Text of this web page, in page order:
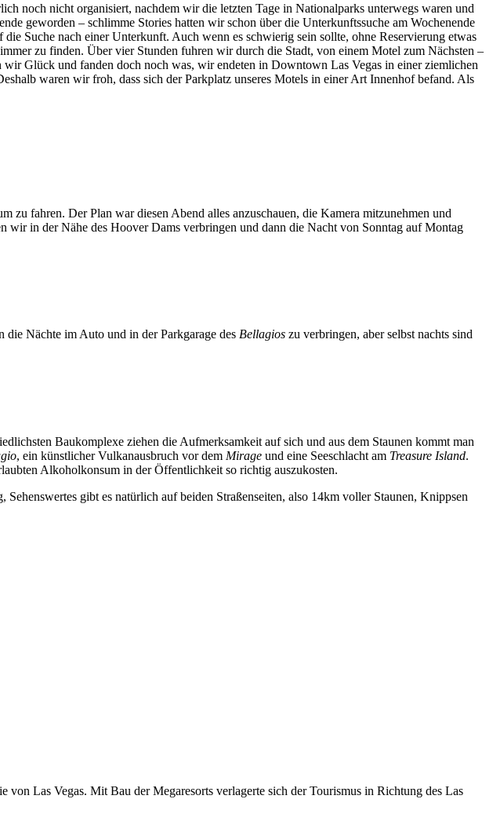
noch nicht organisiert, nachdem wir die letzten Tage in Nationalparks unterwegs waren und
geworden – schlimme Stories hatten wir schon über die Unterkunftssuche am Wochenende
Suche nach einer Unterkunft. Auch wenn es schwierig sein sollte, ohne Reservierung etwas
zu finden. Über vier Stunden fuhren wir durch die Stadt, von einem Motel zum Nächsten –
Glück und fanden doch noch was, wir endeten in Downtown Las Vegas in einer ziemlichen
waren wir froh, dass sich der Parkplatz unseres Motels in einer Art Innenhof befand. Als
zu fahren. Der Plan war diesen Abend alles anzuschauen, die Kamera mitzunehmen und
in der Nähe des Hoover Dams verbringen und dann die Nacht von Sonntag auf Montag
die Nächte im Auto und in der Parkgarage des Bellagios zu verbringen, aber selbst nachts sind
Baukomplexe ziehen die Aufmerksamkeit auf sich und aus dem Staunen kommt man
, ein künstlicher Vulkanausbruch vor dem Mirage und eine Seeschlacht am Treasure Island.
Alkoholkonsum in der Öffentlichkeit so richtig auszukosten.
gibt es natürlich auf beiden Straßenseiten, also 14km voller Staunen, Knippsen
Las Vegas. Mit Bau der Megaresorts verlagerte sich der Tourismus in Richtung des Las